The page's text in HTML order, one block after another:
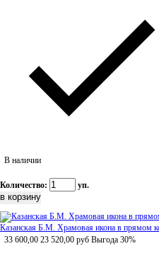
В наличии
Количество: уп.
Казанская Б.М. Храмовая икона в прямом
33 600,00 23 520,00 руб Выгода 30%